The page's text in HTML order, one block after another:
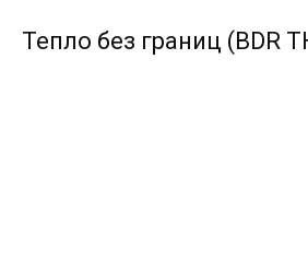
Тепло без границ (BDR